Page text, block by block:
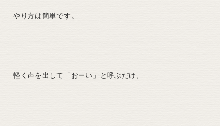
やり方は簡単です。
軽く声を出して「おーい」と呼ぶだけ。